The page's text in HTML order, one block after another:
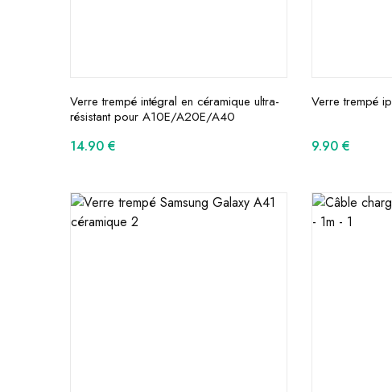
Verre trempé intégral en céramique ultra-
résistant pour A10E/A20E/A40
14.90 €
Verre trempé
9.90 €